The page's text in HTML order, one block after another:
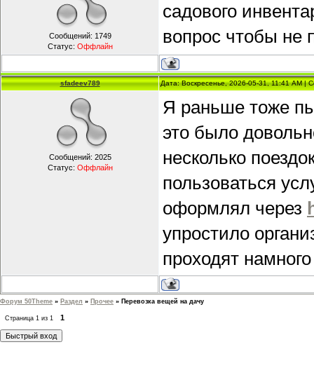
Сообщений: 1749
Статус: Оффлайн
садового
вопрос чтобы не
sfadeev789 Дата: Воскресенье, 2026-05-31, 11:41 AM |
Сообщений: 2025
Статус: Оффлайн
Я раньше тоже
это было
несколько
пользоваться
оформлял через
упростило
проходят
Форум 50Theme » Раздел » Прочее » Перевозка вещей на дачу
Страница 1 из 1 1